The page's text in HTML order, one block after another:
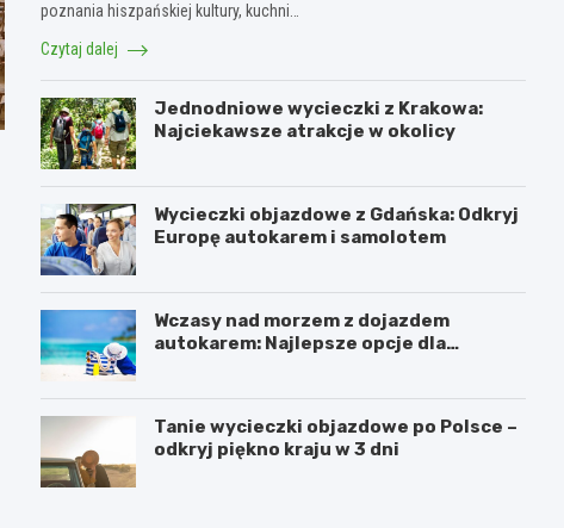
poznania hiszpańskiej kultury, kuchni…
Czytaj dalej
Jednodniowe wycieczki z Krakowa:
Najciekawsze atrakcje w okolicy
Wycieczki objazdowe z Gdańska: Odkryj
Europę autokarem i samolotem
Wczasy nad morzem z dojazdem
autokarem: Najlepsze opcje dla
Tanie wycieczki objazdowe po Polsce –
odkryj piękno kraju w 3 dni